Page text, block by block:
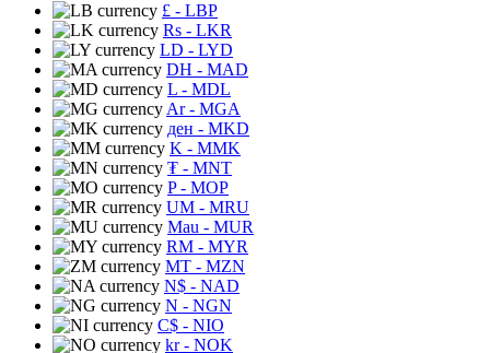
£ - LBP
Rs - LKR
LD - LYD
DH - MAD
L - MDL
Ar- MGA
ден - MKD
K - MMK
₮ - MNT
P- MOP
UM - MRU
Mau - MUR
RM - MYR
MT - MZN
N$ - NAD
N - NGN
C$ - NIO
kr- NOK